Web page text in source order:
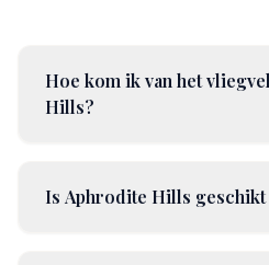
Hoe kom ik van het
Hills?
Is Aphrodite Hills